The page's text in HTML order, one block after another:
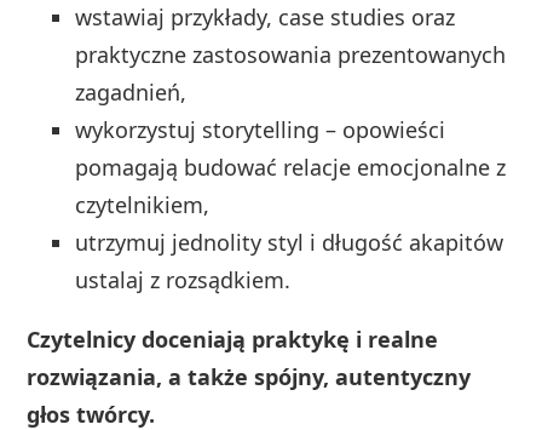
wstawiaj przykłady, case studies oraz
praktyczne zastosowania prezentowanych
zagadnień,
wykorzystuj storytelling – opowieści
pomagają budować relacje emocjonalne z
czytelnikiem,
utrzymuj jednolity styl i długość akapitów
ustalaj z rozsądkiem.
Czytelnicy doceniają praktykę i realne
rozwiązania, a także spójny, autentyczny
głos twórcy.